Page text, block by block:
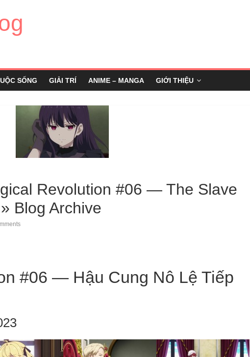
SỐNG GIẢI TRÍ ANIME – MANGA GIỚI THIỆU
Revolution #06 — The Slave
Blog Archive
#06 — Hậu Cung Nô Lệ Tiếp